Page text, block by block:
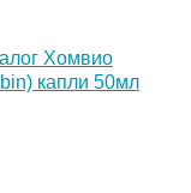
Хомвио
капли 50мл